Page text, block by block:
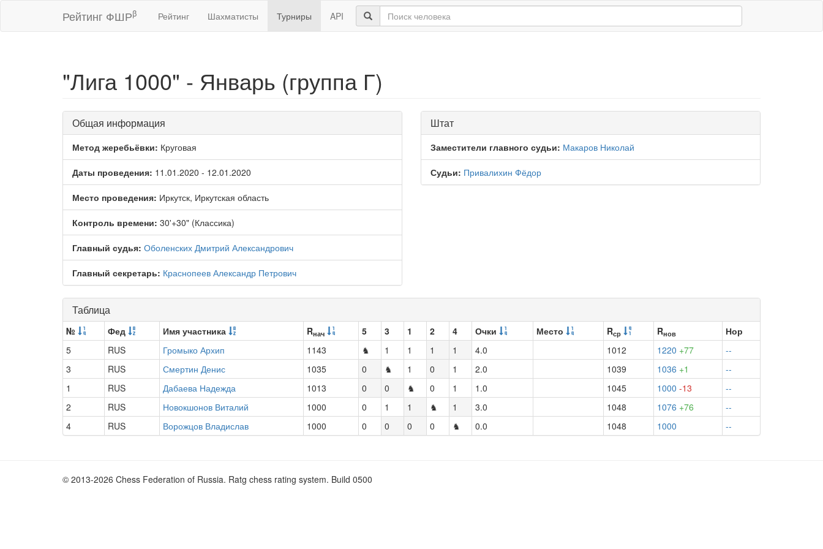
Рейтинг ФШРβ Рейтинг Шахматисты Турниры API
"Лига 1000" - Январь (группа Г)
Общая информация
Метод жеребьёвки: Круговая
Даты проведения: 11.01.2020 - 12.01.2020
Место проведения: Иркутск, Иркутская область
Контроль времени: 30'+30" (Классика)
Главный судья: Оболенских Дмитрий Александрович
Главный секретарь: Краснопеев Александр Петрович
Штат
Заместители главного судьи: Макаров Николай
Судьи: Привалихин Фёдор
Таблица
№ Фед Имя участника Rнач 5 3 1 2 4 Очки Место Rср Rнов
Нор
5
RUS Громыко Архип 1143 ♞ 1 1 1 1 4.0 1012 1220 +77
--
3
RUS Смертин Денис 1035 0 ♞ 1 0 1 2.0 1039 1036 +1
--
1
RUS Дабаева Надежда 1013 0 0 ♞ 0 1 1.0 1045 1000 -13
--
2
RUS Новокшонов Виталий 1000 0 1 1 ♞ 1 3.0 1048 1076 +76
--
4
RUS Ворожцов Владислав 1000 0 0 0 0 ♞ 0.0 1048 1000 --
© 2013-2026 Chess Federation of Russia. Ratg chess rating system. Build 0500